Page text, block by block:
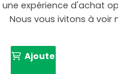
une expérience d'achat
Nous vous ivitons à
Ajouter